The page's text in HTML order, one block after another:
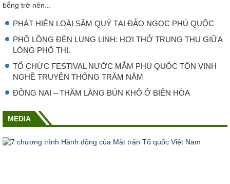
bỗng trở nên...
PHÁT HIỆN LOÀI SÂM QUÝ TẠI ĐẢO NGỌC PHÚ QUỐC
PHỐ LỒNG ĐÈN LUNG LINH: HƠI THỞ TRUNG THU GIỮA
LÒNG PHỐ THỊ.
TỔ CHỨC FESTIVAL NƯỚC MẮM PHÚ QUỐC TÔN VINH
NGHỀ TRUYỀN THỐNG TRĂM NĂM
ĐỒNG NAI – THĂM LÀNG BÚN KHÔ Ở BIÊN HÒA
MEDIA